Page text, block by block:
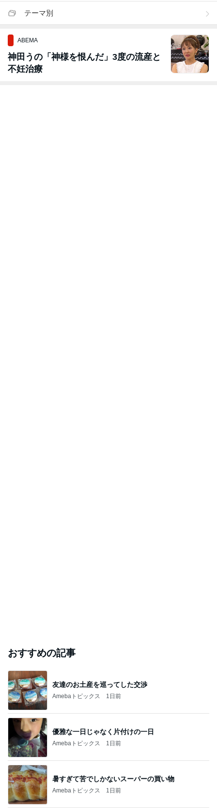
テーマ別
ABEMA
神田うの「神様を恨んだ」3度の流産と
不妊治療
おすすめの記事
友達のお土産を巡ってした交渉
Amebaトピックス 1日前
優雅な一日じゃなく片付けの一日
Amebaトピックス 1日前
暑すぎて苦でしかないスーパーの買い物
Amebaトピックス 1日前